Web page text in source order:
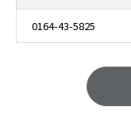
0164-43-5825